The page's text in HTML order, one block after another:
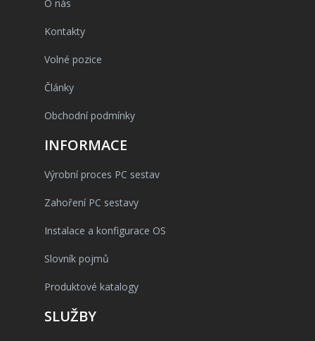
O nás
Kontakty
Volné pozice
Články
Obchodní podmínky
INFORMACE
Výrobní proces PC sestav
Zahoření PC sestavy
Instalace a konfigurace OS
Slovník pojmů
Produktové katalogy
SLUŽBY